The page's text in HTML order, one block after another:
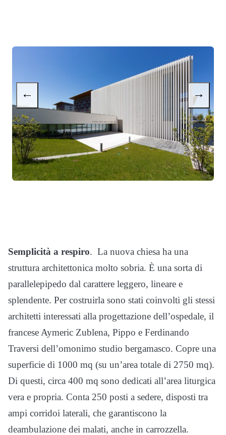
← →
Semplicità a respiro. La nuova chiesa ha una
struttura architettonica molto sobria. È una sorta di
parallelepipedo dal carattere leggero, lineare e
splendente. Per costruirla sono stati coinvolti gli stessi
architetti interessati alla progettazione dell’ospedale, il
francese Aymeric Zublena, Pippo e Ferdinando
Traversi dell’omonimo studio bergamasco. Copre una
superficie di 1000 mq (su un’area totale di 2750 mq).
Di questi, circa 400 mq sono dedicati all’area liturgica
vera e propria. Conta 250 posti a sedere, disposti tra
ampi corridoi laterali, che garantiscono la
deambulazione dei malati, anche in carrozzella.